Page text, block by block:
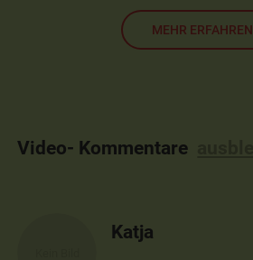
MEHR ERFAHREN
Video- Kommentare
Katja